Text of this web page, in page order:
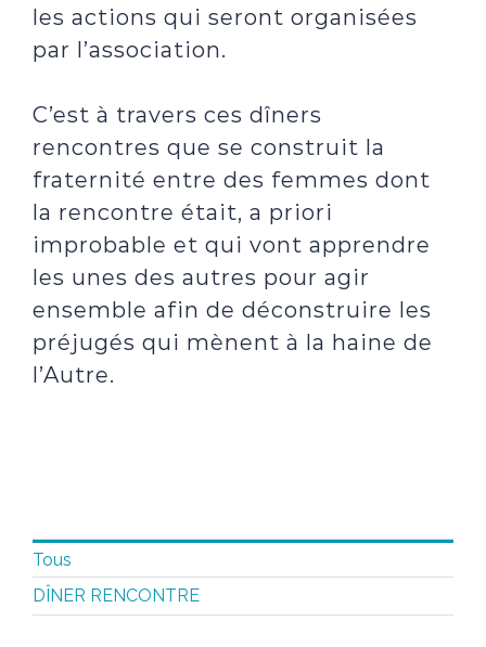
les actions qui seront organisées
par l’association.
C’est à travers ces dîners
rencontres que se construit la
fraternité entre des femmes dont
la rencontre était, a priori
improbable et qui vont apprendre
les unes des autres pour agir
ensemble afin de déconstruire les
préjugés qui mènent à la haine de
l’Autre.
Tous
DÎNER RENCONTRE